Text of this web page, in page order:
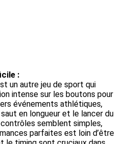
:
un autre jeu de sport qui
intense sur les boutons pour
événements athlétiques,
en longueur et le lancer du
semblent simples,
parfaites est loin d’être